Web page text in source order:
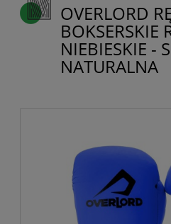
OVERLORD
BOKSERSKIE
NIEBIESKIE -
NATURALNA